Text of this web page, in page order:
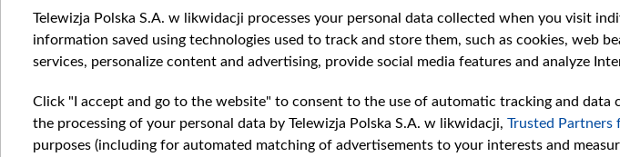
Item
1
of
Telewizja Polska S.A. w likwidacji processes your personal data collected when you visit
information saved using technologies used to track and store them, such as cookies, web
services, personalize content and advertising, provide social media features and analyze
Click "I accept and go to the website" to consent to the use of automatic tracking and
the processing of your personal data by Telewizja Polska S.A. w likwidacji, Trusted Partners
purposes (including for automated matching of advertisements to your interests and